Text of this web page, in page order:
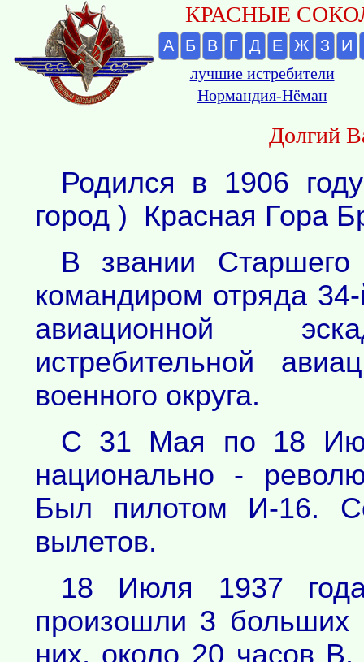
КРАСНЫЕ
А Б В Г Д Е Ж З И
лучшие истребители
Нормандия-Нёман
Долгий
Родился в 1906
город ) Красная Гора
В звании
командиром отряда
авиационной
истребительной
военного округа.
С 31 Мая по 18
национально -
Был пилотом И-16.
вылетов.
18 Июля 1937
произошли 3
них, около 20 часов